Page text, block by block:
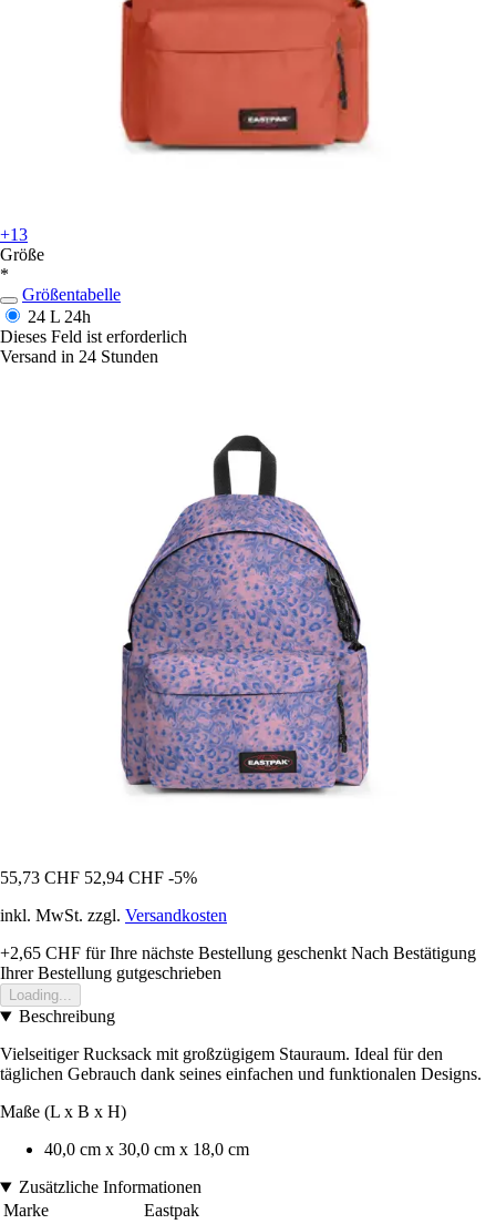
+13
Größe
*
Größentabelle
24 L 24h
Dieses Feld ist erforderlich
Versand in 24 Stunden
55,73 CHF 52,94 CHF -5%
inkl. MwSt. zzgl. Versandkosten
+2,65 CHF für Ihre nächste Bestellung geschenkt Nach Bestätigung
Ihrer Bestellung gutgeschrieben
Loading...
Beschreibung
Vielseitiger Rucksack mit großzügigem Stauraum. Ideal für den
täglichen Gebrauch dank seines einfachen und funktionalen Designs.
Maße (L x B x H)
40,0 cm x 30,0 cm x 18,0 cm
Zusätzliche Informationen
Marke
Eastpak